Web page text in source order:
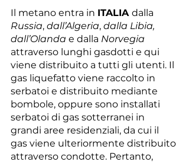
Il metano entra in ITALIA dalla
Russia, dall’Algeria, dalla Libia,
dall’Olanda e dalla Norvegia
attraverso lunghi gasdotti e qui
viene distribuito a tutti gli utenti. Il
gas liquefatto viene raccolto in
serbatoi e distribuito mediante
bombole, oppure sono installati
serbatoi di gas sotterranei in
grandi aree residenziali, da cui il
gas viene ulteriormente distribuito
attraverso condotte. Pertanto,